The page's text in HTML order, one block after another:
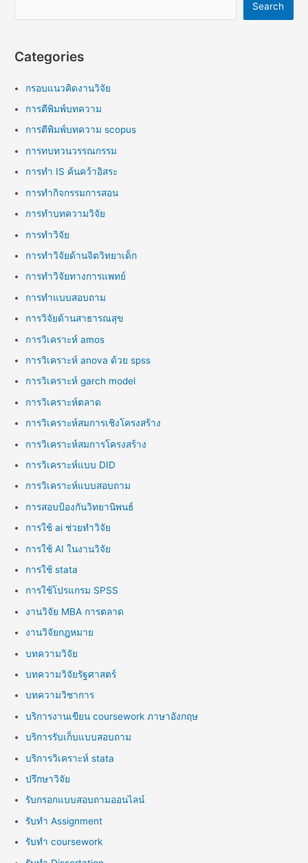
Search
Categories
กรอบแนวคิดงานวิจัย
การตีพิมพ์บทความ
การตีพิมพ์บทความ scopus
การทบทวนวรรณกรรม
การทำ IS ค้นคว้าอิสระ
การทำกิจกรรมการสอน
การทำบทความวิจัย
การทำวิจัย
การทำวิจัยด้านจิตวิทยาเด็ก
การทำวิจัยทางการแพทย์
การทำแบบสอบถาม
การวิจัยด้านสาธารณสุข
การวิเคราะห์ amos
การวิเคราะห์ anova ด้วย spss
การวิเคราะห์ garch model
การวิเคราะห์ตลาด
การวิเคราะห์สมการเชิงโครงสร้าง
การวิเคราะห์สมการโครงสร้าง
การวิเคราะห์แบบ DID
การวิเคราะห์แบบสอบถาม
การสอบป้องกันวิทยานิพนธ์
การใช้ ai ช่วยทำวิจัย
การใช้ AI ในงานวิจัย
การใช้ stata
การใช้โปรแกรม SPSS
งานวิจัย MBA การตลาด
งานวิจัยกฎหมาย
บทความวิจัย
บทความวิจัยรัฐศาสตร์
บทความวิชาการ
บริการงานเขียน coursework ภาษาอังกฤษ
บริการรับเก็บแบบสอบถาม
บริการวิเคราะห์ stata
ปรึกษาวิจัย
รับกรอกแบบสอบถามออนไลน์
รับทำ Assignment
รับทำ coursework